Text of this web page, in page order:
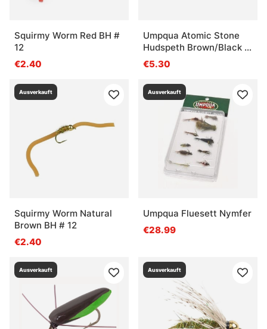
Squirmy Worm Red BH #
12
€2.40
Umpqua Atomic Stone
Hudspeth Brown/Black -
#6
€5.30
Ausverkauft
Squirmy Worm Natural
Brown BH # 12
€2.40
Ausverkauft
Umpqua Fluesett Nymfer
€28.99
Ausverkauft Ausverkauft